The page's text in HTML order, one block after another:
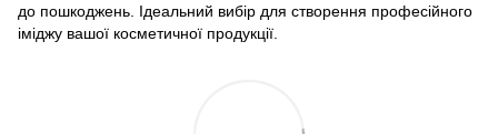
до пошкоджень. Ідеальний вибір для створення професійного
іміджу вашої косметичної продукції.